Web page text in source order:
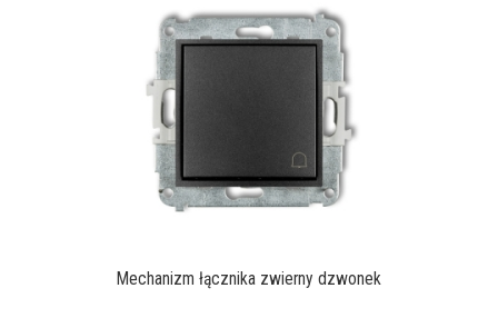
Mechanizm łącznika zwierny dzwonek